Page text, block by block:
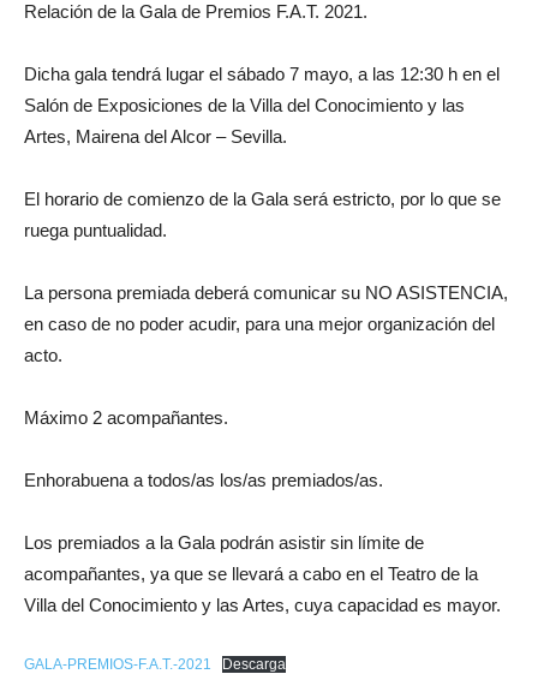
Relación de la Gala de Premios F.A.T. 2021.
Dicha gala tendrá lugar el sábado 7 mayo, a las 12:30 h en el
Salón de Exposiciones de la Villa del Conocimiento y las
Artes, Mairena del Alcor – Sevilla.
El horario de comienzo de la Gala será estricto, por lo que se
ruega puntualidad.
La persona premiada deberá comunicar su NO ASISTENCIA,
en caso de no poder acudir, para una mejor organización del
acto.
Máximo 2 acompañantes.
Enhorabuena a todos/as los/as premiados/as.
Los premiados a la Gala podrán asistir sin límite de
acompañantes, ya que se llevará a cabo en el Teatro de la
Villa del Conocimiento y las Artes, cuya capacidad es mayor.
GALA-PREMIOS-F.A.T.-2021 Descarga